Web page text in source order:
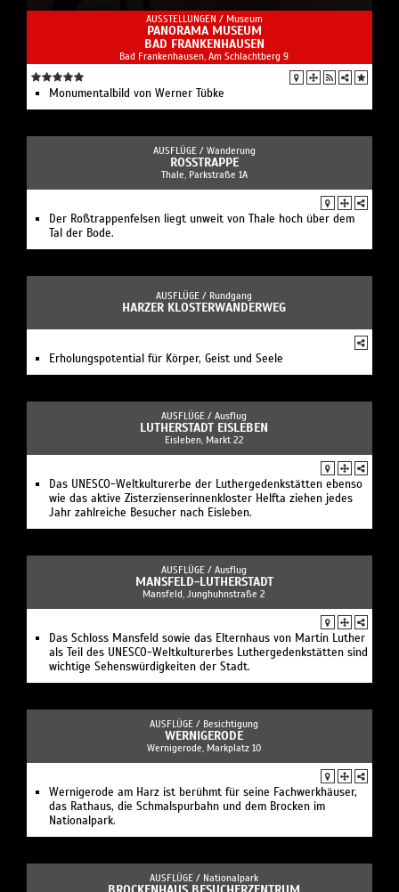
AUSSTELLUNGEN / Museum
PANORAMA MUSEUM
BAD FRANKENHAUSEN
Bad Frankenhausen, Am Schlachtberg 9
Monumentalbild von Werner Tübke
AUSFLÜGE / Wanderung
ROSSTRAPPE
Thale, Parkstraße 1A
Der Roßtrappenfelsen liegt unweit von Thale hoch über dem
Tal der Bode.
AUSFLÜGE / Rundgang
HARZER KLOSTERWANDERWEG
Erholungspotential für Körper, Geist und Seele
AUSFLÜGE / Ausflug
LUTHERSTADT EISLEBEN
Eisleben, Markt 22
Das UNESCO-Weltkulturerbe der Luthergedenkstätten ebenso
wie das aktive Zisterzienserinnenkloster Helfta ziehen jedes
Jahr zahlreiche Besucher nach Eisleben.
AUSFLÜGE / Ausflug
MANSFELD-LUTHERSTADT
Mansfeld, Junghuhnstraße 2
Das Schloss Mansfeld sowie das Elternhaus von Martin Luther
als Teil des UNESCO-Weltkulturerbes Luthergedenkstätten sind
wichtige Sehenswürdigkeiten der Stadt.
AUSFLÜGE / Besichtigung
WERNIGERODE
Wernigerode, Markplatz 10
Wernigerode am Harz ist berühmt für seine Fachwerkhäuser,
das Rathaus, die Schmalspurbahn und dem Brocken im
Nationalpark.
AUSFLÜGE / Nationalpark